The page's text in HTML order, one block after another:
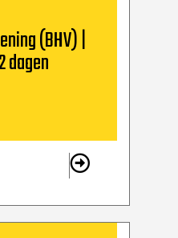
(BHV) |
dagen